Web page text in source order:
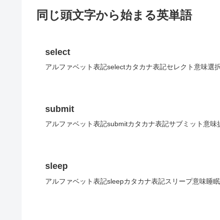
同じ頭文字から始まる英単語
select
アルファベット表記selectカタカナ表記セレクト意味選
submit
アルファベット表記submitカタカナ表記サブミット意味
sleep
アルファベット表記sleepカタカナ表記スリープ意味睡眠